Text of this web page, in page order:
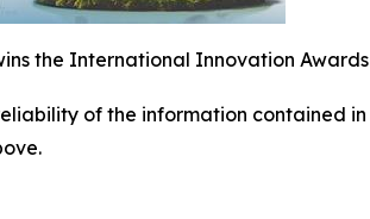
the International Innovation
of the information contained